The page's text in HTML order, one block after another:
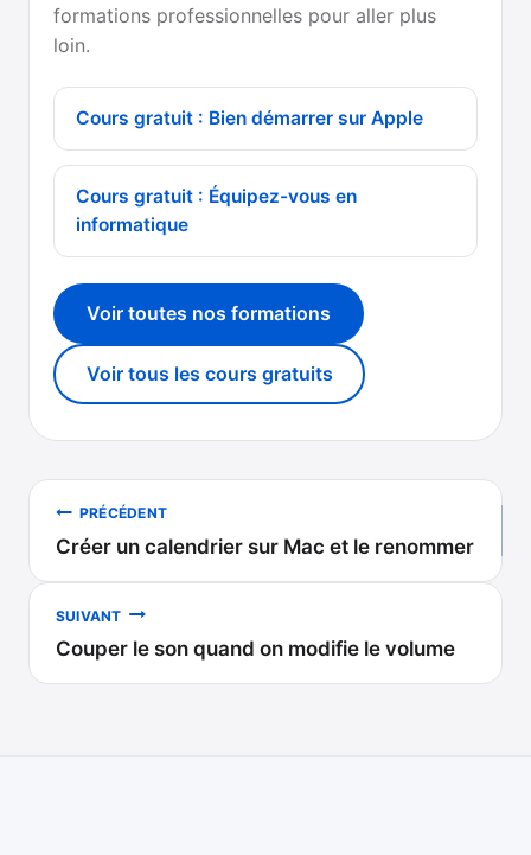
formations professionnelles pour aller plus
loin.
Cours gratuit : Bien démarrer sur Apple
Cours gratuit : Équipez-vous en
informatique
Voir toutes nos formations
Voir tous les cours gratuits
Navigation
de
l’article
PRÉCÉDENT
Créer un calendrier sur Mac et le renommer
SUIVANT
Couper le son quand on modifie le volume